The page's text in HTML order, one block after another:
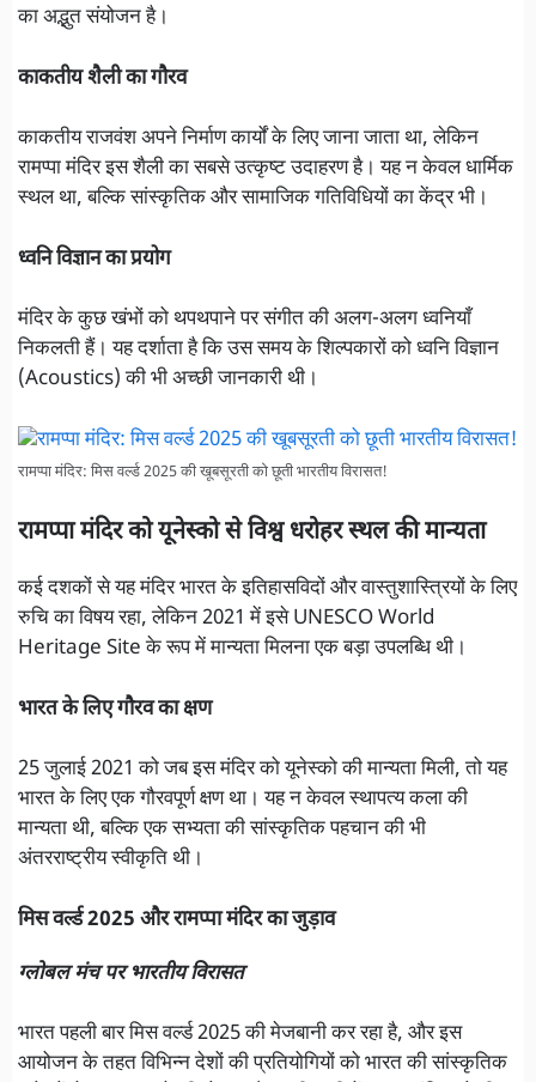
का अद्भुत संयोजन है।
काकतीय शैली का गौरव
काकतीय राजवंश अपने निर्माण कार्यों के लिए जाना जाता था, लेकिन
रामप्पा मंदिर इस शैली का सबसे उत्कृष्ट उदाहरण है। यह न केवल धार्मिक
स्थल था, बल्कि सांस्कृतिक और सामाजिक गतिविधियों का केंद्र भी।
ध्वनि विज्ञान का प्रयोग
मंदिर के कुछ खंभों को थपथपाने पर संगीत की अलग-अलग ध्वनियाँ
निकलती हैं। यह दर्शाता है कि उस समय के शिल्पकारों को ध्वनि विज्ञान
(Acoustics) की भी अच्छी जानकारी थी।
रामप्पा मंदिर: मिस वर्ल्ड 2025 की खूबसूरती को छूती भारतीय विरासत!
रामप्पा मंदिर को यूनेस्को से विश्व धरोहर स्थल की मान्यता
कई दशकों से यह मंदिर भारत के इतिहासविदों और वास्तुशास्त्रियों के लिए
रुचि का विषय रहा, लेकिन 2021 में इसे UNESCO World
Heritage Site के रूप में मान्यता मिलना एक बड़ा उपलब्धि थी।
भारत के लिए गौरव का क्षण
25 जुलाई 2021 को जब इस मंदिर को यूनेस्को की मान्यता मिली, तो यह
भारत के लिए एक गौरवपूर्ण क्षण था। यह न केवल स्थापत्य कला की
मान्यता थी, बल्कि एक सभ्यता की सांस्कृतिक पहचान की भी
अंतरराष्ट्रीय स्वीकृति थी।
मिस वर्ल्ड 2025 और रामप्पा मंदिर का जुड़ाव
ग्लोबल मंच पर भारतीय विरासत
भारत पहली बार मिस वर्ल्ड 2025 की मेजबानी कर रहा है, और इस
आयोजन के तहत विभिन्न देशों की प्रतियोगियों को भारत की सांस्कृतिक